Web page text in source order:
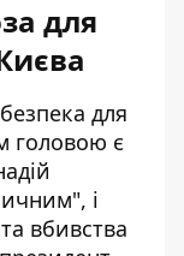
для
для
головою є
і
вбивства